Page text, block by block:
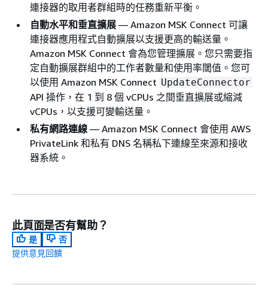
連接器的取用者群組時的任務重新平衡。
自動水平和垂直擴展 — Amazon MSK Connect 可讓
連接器應用程式自動擴展以支援更高的輸送量。
Amazon MSK Connect 會為您管理擴展。您只需要指
定自動擴展群組中的工作者數量和使用率閾值。您可
以使用 Amazon MSK Connect UpdateConnector
API 操作，在 1 到 8 個 vCPUs 之間垂直擴展或縮減
vCPUs，以支援可變輸送量。
私有網路連線 — Amazon MSK Connect 會使用 AWS
PrivateLink 和私有 DNS 名稱私下連線至來源和接收
器系統。
此頁面是否有幫助？
是
否
提供意見回饋